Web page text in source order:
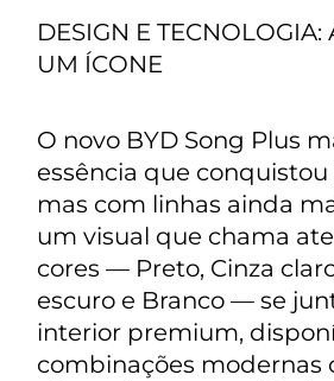
DESIGN E TECNOLOGIA:
UM ÍCONE
O novo BYD Song Plus
essência que conquistou
mas com linhas ainda
um visual que chama
cores — Preto, Cinza
escuro e Branco — se
interior premium,
combinações modernas